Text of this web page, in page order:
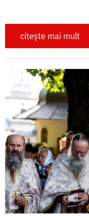
citește mai mult